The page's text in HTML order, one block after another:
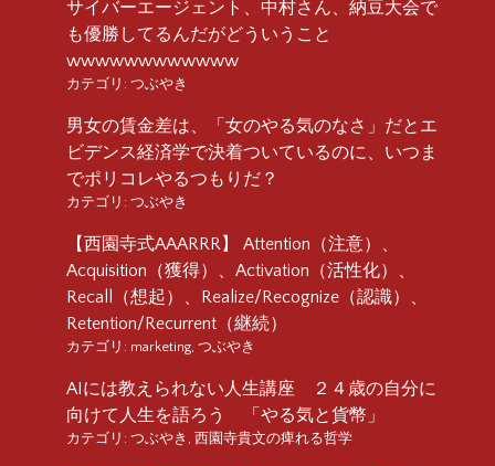
サイバーエージェント、中村さん、納豆大会で
も優勝してるんだがどういうこと
wwwwwwwwwwww
カテゴリ: つぶやき
男女の賃金差は、「女のやる気のなさ」だとエ
ビデンス経済学で決着ついているのに、いつま
でポリコレやるつもりだ？
カテゴリ: つぶやき
【西園寺式AAARRR】 Attention（注意）、
Acquisition（獲得）、Activation（活性化）、
Recall（想起）、Realize/Recognize（認識）、
Retention/Recurrent（継続）
カテゴリ: marketing つぶやき
AIには教えられない人生講座 ２４歳の自分に
向けて人生を語ろう 「やる気と貨幣」
カテゴリ: つぶやき 西園寺貴文の痺れる哲学